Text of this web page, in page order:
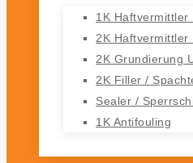
1K Haftvermittler
2K Haftvermittler
2K Grundierung
2K Filler /
Sealer /
1K Antifouling